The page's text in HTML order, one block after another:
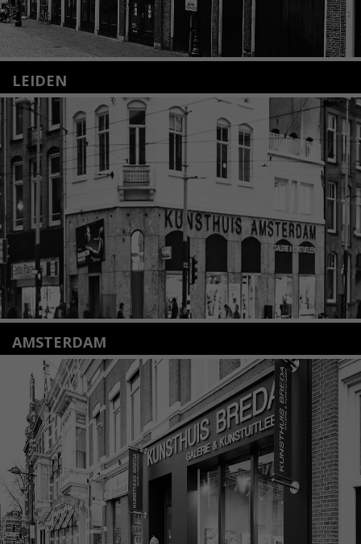
LEIDEN
Nieuwstraat 35
2312 KA Leiden
+31(0)71 – 52 84 480
info@kunsthuisleiden.nl
Lees meer
AMSTERDAM
Amstelveenseweg 135
1075 VX Amsterdam
+31 (0)20 2332546
info@kunsthuisamsterdam.nl
Lees meer